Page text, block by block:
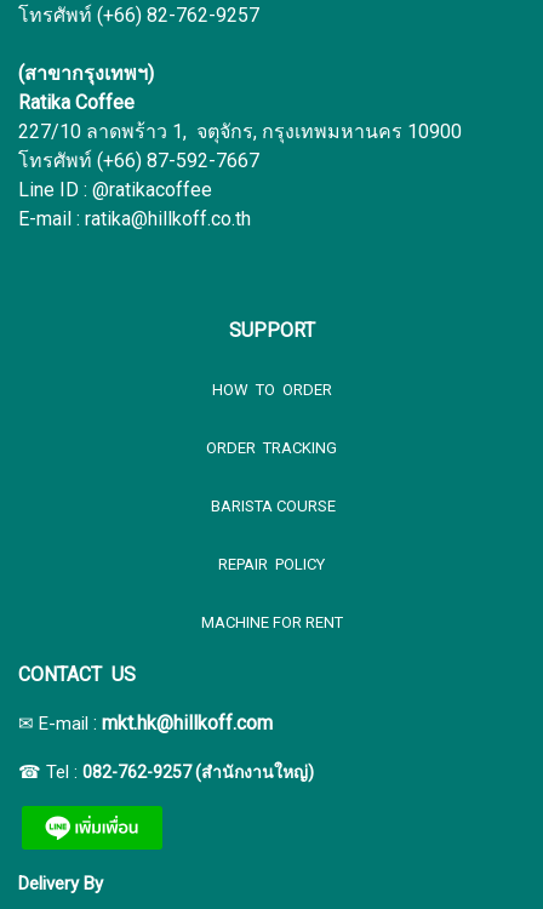
โทรศัพท์ (+66) 82-762-9257
(สาขากรุงเทพฯ)
Ratika Coffee
227/10 ลาดพร้าว 1, จตุจักร, กรุงเทพมหานคร 10900
โทรศัพท์ (+66) 87-592-7667
Line ID : @ratikacoffee
E-mail : ratika@hillkoff.co.th
SUPPORT
HOW TO ORDER
ORDER TRACKING
BARISTA COURSE
REPAIR POLICY
MACHINE FOR RENT
CONTACT US
✉ E-mail : mkt.hk@hillkoff.com
☎ Tel : 082-762-9257 (สำนักงานใหญ่)
Delivery By